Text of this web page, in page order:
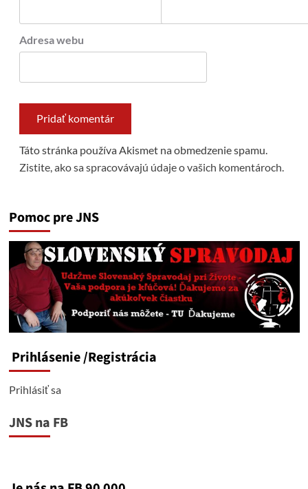
Adresa webu
Táto stránka používa Akismet na obmedzenie spamu.
Zistite, ako sa spracovávajú údaje o vašich komentároch.
Pomoc pre JNS
Prihlásenie/Registrácia
Prihlásiť sa
JNS na FB